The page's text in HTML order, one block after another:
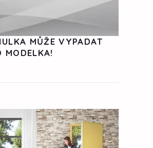
MŮŽE VYPADAT
MODELKA!